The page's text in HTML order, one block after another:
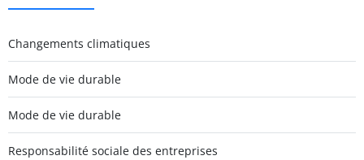
Changements climatiques
Mode de vie durable
Mode de vie durable
Responsabilité sociale des entreprises